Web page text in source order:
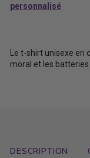
personnalisé
Le t-shirt unisexe en
moral et les
DESCRIPTION